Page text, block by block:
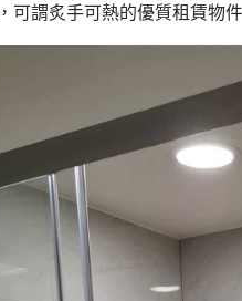
可謂炙手可熱的優質租賃物件